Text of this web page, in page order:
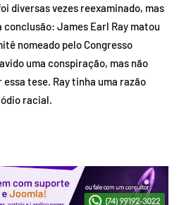
diversas vezes reexaminado, mas
conclusão: James Earl Ray matou
nomeado pelo Congresso
uma conspiração, mas não
tese. Ray tinha uma razão
racial.